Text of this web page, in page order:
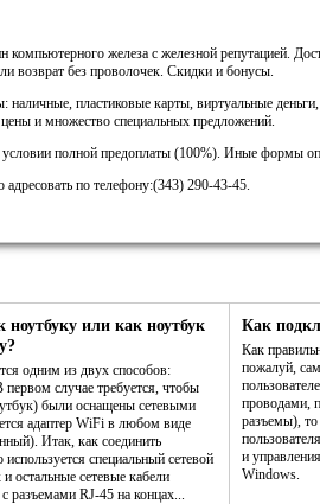
компьютерного железа с железной репутацией.
возврат без проволочек. Скидки и бонусы.
наличные, пластиковые карты, виртуальные
цены и множество специальных предложений.
условии полной предоплаты (100%). Иные формы
по телефону:(343) 290-43-45.
или как ноутбук
одним из двух способов:
случае требуется, чтобы
были оснащены сетевыми
адаптер WiFi в любом виде
Итак, как соединить
специальный сетевой
остальные сетевые кабели
разъемами RJ-45 на концах...
Как
Как
пожалуй,
проводами,
разъемы), то
и
Windows.